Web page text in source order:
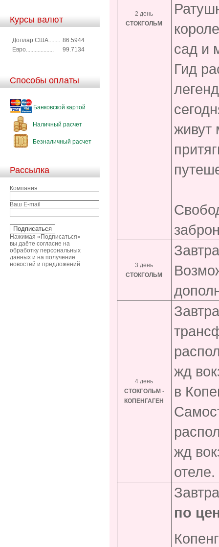
Курсы валют
Доллар США........ 86.5944
Евро...................
99.7134
Способы оплаты
Банковской картой
Наличный расчет
Безналичный расчет
Рассылка
Компания
Ваш E-mail
Нажимая «Подписаться»
вы даёте согласие на
обработку персональных
данных и на получение
новостей и предложений
2 день
СТОКГОЛЬМ
сад и
Гид
живут
3 день
СТОКГОЛЬМ
4 день
СТОКГОЛЬМ -
КОПЕНГАГЕН
жд
в
жд
отеле.
по